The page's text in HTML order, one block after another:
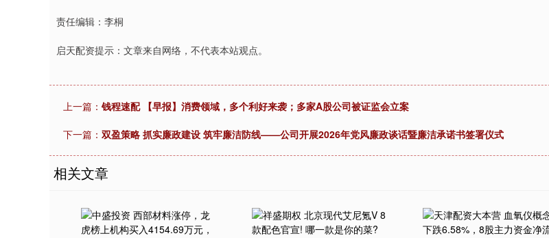
责任编辑：李桐
启天配资提示：文章来自网络，不代表本站观点。
上一篇： 钱程速配 【早报】消费领域，多个利好来袭；多家A股公司被证监会立案
下一篇： 双盈策略 抓实廉政建设 筑牢廉洁防线——公司开展2026年党风廉政谈话暨廉洁承诺书签署仪式
相关文章